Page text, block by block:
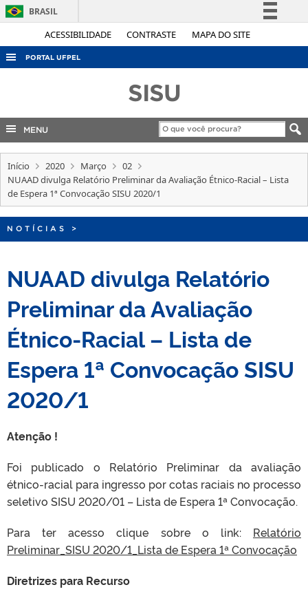
ACESSIBILIDADE CONTRASTE MAPA DO SITE
BRASIL
Simplifique!
Acesso à informação
Legislação
Canais
PORTAL UFPEL
COBALTO
INTERNACIONAL
SISU
MENU
Início 2020 Março
02
NUAAD divulga Relatório Preliminar da Avaliação Étnico-Racial – Lista
de Espera 1ª Convocação SISU 2020/1
NOTÍCIAS >
NUAAD divulga Relatório
Preliminar da Avaliação
Étnico-Racial – Lista de
Espera 1ª Convocação SISU
2020/1
Atenção !
Foi publicado o Relatório Preliminar da avaliação
étnico-racial para ingresso por cotas raciais no processo
seletivo SISU 2020/01 – Lista de Espera 1ª Convocação.
Para ter acesso clique sobre o link: Relatório
Preliminar_SISU 2020/1_Lista de Espera 1ª Convocação
Diretrizes para Recurso